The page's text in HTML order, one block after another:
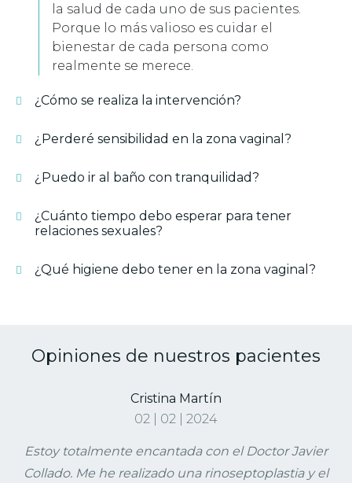
la salud de cada uno de sus pacientes.
Porque lo más valioso es cuidar el
bienestar de cada persona como
realmente se merece.
¿Cómo se realiza la intervención?
¿Perderé sensibilidad en la zona vaginal?
¿Puedo ir al baño con tranquilidad?
¿Cuánto tiempo debo esperar para tener
relaciones sexuales?
¿Qué higiene debo tener en la zona vaginal?
Opiniones de nuestros pacientes
Cristina Martín
02 | 02 | 2024
Estoy totalmente encantada con el Doctor Javier
Collado. Me he realizado una rinoseptoplastia y el